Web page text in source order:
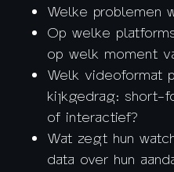
Welke problemen
Op welke
op welk moment
Welk videoformat
kijkgedrag: short-
of interactief?
Wat zegt hun
data over hun